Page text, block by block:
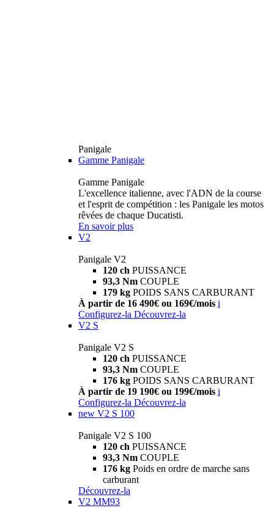
Panigale
Gamme Panigale
Gamme Panigale
L'excellence italienne, avec l'ADN de la course
et l'esprit de compétition : les Panigale les motos
rêvées de chaque Ducatisti.
En savoir plus
V2
Panigale V2
120 ch PUISSANCE
93,3 Nm COUPLE
179 kg POIDS SANS CARBURANT
À partir de 16 490€ ou 169€/mois i
Configurez-la Découvrez-la
V2 S
Panigale V2 S
120 ch PUISSANCE
93,3 Nm COUPLE
176 kg POIDS SANS CARBURANT
À partir de 19 190€ ou 199€/mois i
Configurez-la Découvrez-la
new V2 S 100
Panigale V2 S 100
120 ch PUISSANCE
93,3 Nm COUPLE
176 kg Poids en ordre de marche sans
carburant
Découvrez-la
V2 MM93